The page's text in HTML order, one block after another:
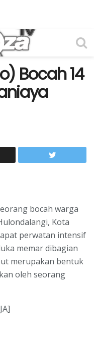
Bocah 14
bocah warga
Kota
perwatan intensif
memar dibagian
merupakan bentuk
oleh seorang